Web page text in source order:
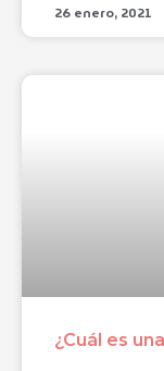
26 enero, 2021
¿Cuál es